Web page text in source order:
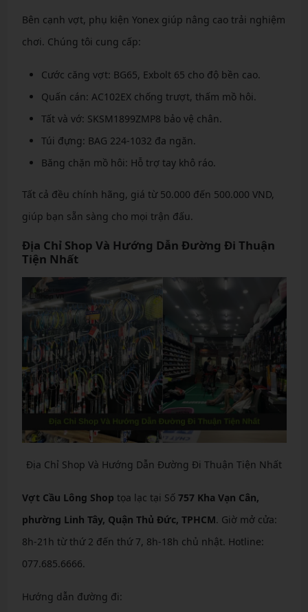
Bên cạnh vợt, phụ kiện Yonex giúp nâng cao trải nghiệm
chơi. Chúng tôi cung cấp:
Cước căng vợt: BG65, Exbolt 65 cho độ bền cao.
Quấn cán: AC102EX chống trượt, thấm mồ hôi.
Tất và vớ: SKSM1899ZMP8 bảo vệ chân.
Túi đựng: BAG 224-1032 đa ngăn.
Băng chặn mồ hôi: Hỗ trợ tay khô ráo.
Tất cả đều chính hãng, giá từ 50.000 đến 500.000 VND,
giúp bạn sẵn sàng cho mọi trận đấu.
Địa Chỉ Shop Và Hướng Dẫn Đường Đi Thuận
Tiện Nhất
Địa Chỉ Shop Và Hướng Dẫn Đường Đi Thuận Tiện Nhất
Vợt Cầu Lông Shop tọa lạc tại Số 757 Kha Vạn Cân,
phường Linh Tây, Quận Thủ Đức, TPHCM. Giờ mở cửa:
8h-21h từ thứ 2 đến thứ 7, 8h-18h chủ nhật. Hotline:
077.685.6666.
Hướng dẫn đường đi: